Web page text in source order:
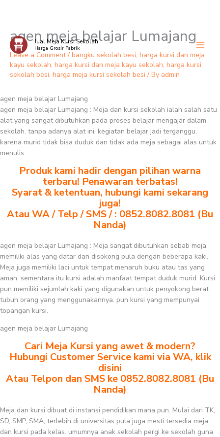
Skip
content
Jual Meja Kursi Sekolah
Harga Grosir Pabrik
agen meja belajar Lumajang
Leave a Comment / bangku sekolah besi, harga kursi dan meja
kayu sekolah, harga kursi dan meja kayu sekolah, harga kursi
sekolah besi, harga meja kursi sekolah besi / By admin
agen meja belajar Lumajang
agen meja belajar Lumajang : Meja dan kursi sekolah ialah salah satu
alat yang sangat dibutuhkan pada proses belajar mengajar dalam
sekolah. tanpa adanya alat ini, kegiatan belajar jadi terganggu.
karena murid tidak bisa duduk dan tidak ada meja sebagai alas untuk
menulis.
Produk kami hadir dengan pilihan warna
terbaru! Penawaran terbatas!
Syarat & ketentuan, hubungi kami sekarang
juga!
Atau WA / Telp / SMS / : 0852.8082.8081 (Bu
Nanda)
agen meja belajar Lumajang : Meja sangat dibutuhkan sebab meja
memiliki alas yang datar dan disokong pula dengan beberapa kaki.
Meja juga memiliki laci untuk tempat menaruh buku atau tas yang
aman. sementara itu kursi adalah manfaat tempat duduk murid. Kursi
pun memiliki sejumlah kaki yang digunakan untuk penyokong berat
tubuh orang yang menggunakannya. pun kursi yang mempunyai
topangan kursi.
agen meja belajar Lumajang
Cari Meja Kursi yang awet & modern?
Hubungi Customer Service kami via WA, klik
disini
Atau Telpon dan SMS ke 0852.8082.8081 (Bu
Nanda)
Meja dan kursi dibuat di instansi pendidikan mana pun. Mulai dari TK,
SD, SMP, SMA, terlebih di universitas pula juga mesti tersedia meja
dan kursi pada kelas. umumnya anak sekolah pergi ke sekolah guna